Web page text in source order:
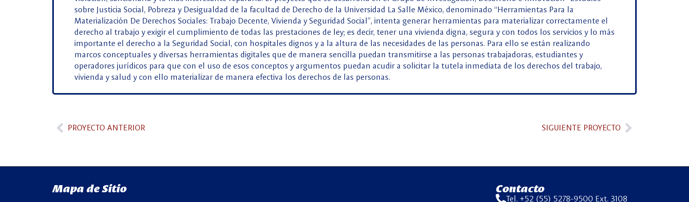
sobre Justicia Social, Pobreza y Desigualdad de la facultad de Derecho de la Universidad La Salle México, denominado “Herramientas Para la
Materialización De Derechos Sociales: Trabajo Decente, Vivienda y Seguridad Social”, intenta generar herramientas para materializar correctamente el
derecho al trabajo y exigir el cumplimiento de todas las prestaciones de ley; es decir, tener una vivienda digna, segura y con todos los servicios y lo más
importante el derecho a la Seguridad Social, con hospitales dignos y a la altura de las necesidades de las personas. Para ello se están realizando
marcos conceptuales y diversas herramientas digitales que de manera sencilla puedan transmitirse a las personas trabajadoras, estudiantes y
operadores jurídicos para que con el uso de esos conceptos y argumentos puedan acudir a solicitar la tutela inmediata de los derechos del trabajo,
vivienda y salud y con ello materializar de manera efectiva los derechos de las personas.
PROYECTO ANTERIOR SIGUIENTE PROYECTO
Mapa de Sitio Contacto
Tel. +52 (55) 5278-9500 Ext. 3108